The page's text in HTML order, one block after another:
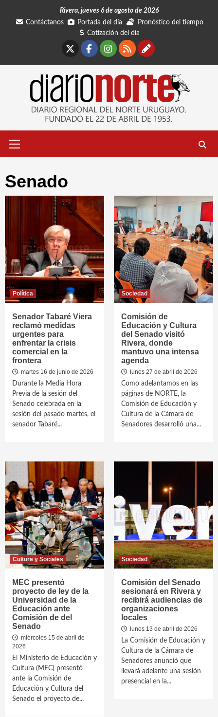
Rivera, jueves 6 de agosto de 2026
Contáctanos
Portada del día
Pronóstico del tiempo
Cotización del día
Facebook
Instagram
RSSContáctanos
primario
Senado
Política
Senador Tabaré Viera
reclamó medidas
urgentes para
enfrentar la crisis
comercial en la
frontera
martes 16 de junio de 2026
Durante la Media Hora
Previa de la sesión del
Senado celebrada en la
sesión del pasado martes, el
senador Tabaré...
Sociedad
Comisión de
Educación y Cultura
del Senado visitó
Rivera, donde
mantuvo una intensa
agenda
lunes 27 de abril de 2026
Como adelantamos en las
páginas de NORTE, la
Comisión de Educación y
Cultura de la Cámara de
Senadores desarrolló una...
Cultura y Sociales
MEC presentó
proyecto de ley de la
Universidad de la
Educación ante
Comisión de del
Senado
miércoles 15 de abril de
2026
El Ministerio de Educación y
Cultura (MEC) presentó
ante la Comisión de
Educación y Cultura del
Senado el proyecto de...
Sociedad
Comisión del Senado
sesionará en Rivera y
recibirá audiencias de
organizaciones
locales
lunes 13 de abril de 2026
La Comisión de Educación y
Cultura de la Cámara de
Senadores anunció que
llevará adelante una sesión
presencial en la...